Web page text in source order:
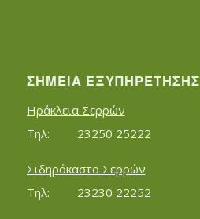
ΣΗΜΕΊΑ ΕΞΥΠΗΡΈΤΗΣΗΣ
Ηράκλεια Σερρών
Τηλ:		23250 25222
Σιδηρόκαστο Σερρών
Τηλ:		23230 22252